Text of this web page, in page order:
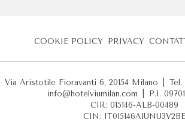
COOKIE POLICY PRIVACY
Via Aristotile Fioravanti 6, 20154 Milano Tel.
info@hotelviumilan.com
P.I.
CIR: 015146-ALB-00489
CIN: IT015146A1UNU3V2BE